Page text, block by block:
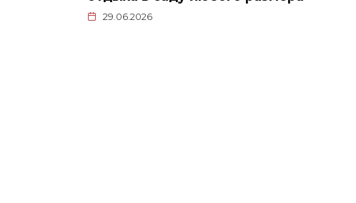
29.06.2026